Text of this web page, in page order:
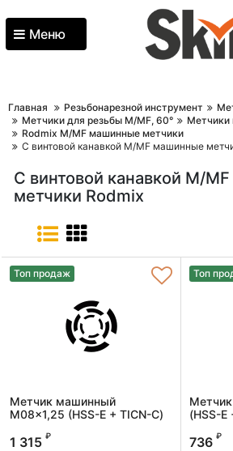
Меню
Главная Резьбонарезной инструмент
Метчики для резьбы M/MF, 60°
Метчики
Rodmix M/MF машинные метчики
С винтовой канавкой M/MF машинные
С винтовой канавкой M/
метчики Rodmix
Топ продаж
Метчик машинный
M08x1,25 (HSS-Е + TICN-С)
Артикул:
1 315 ₽
Топ
(HSS-Е
Артикул:
736 ₽